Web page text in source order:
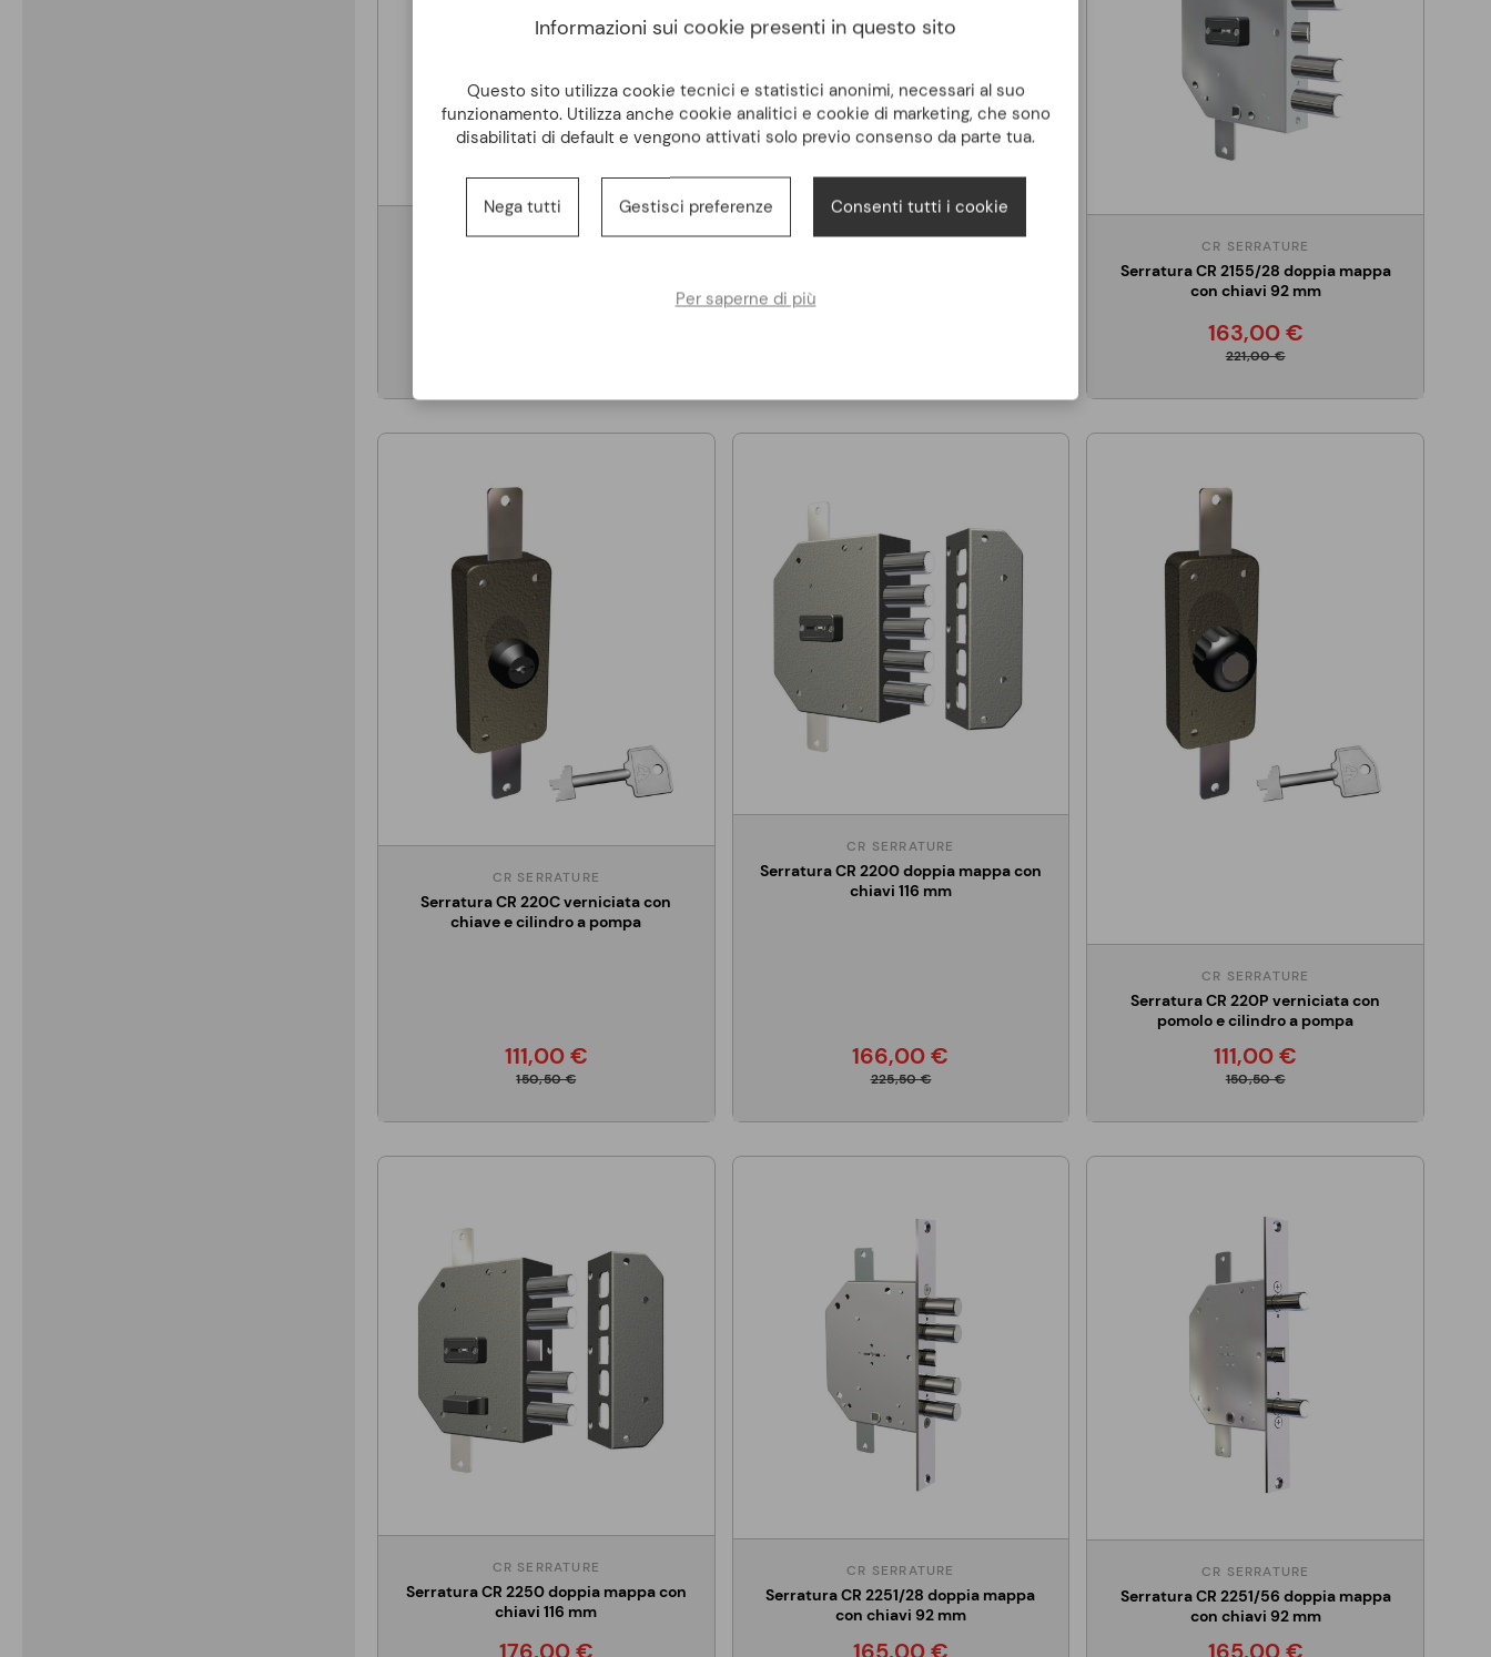
CR SERRATURE
destra con chiavi 92 mm
CR SERRATURE
Serratura CR 2155/28 doppia mappa
con chiavi 92 mm
163,00 €
221,00 €
CR SERRATURE
Serratura CR 220C verniciata con
chiave e cilindro a pompa
111,00 €
150,50 €
CR SERRATURE
Serratura CR 2200 doppia mappa con
chiavi 116 mm
166,00 €
225,50 €
CR SERRATURE
Serratura CR 220P verniciata con
pomolo e cilindro a pompa
111,00 €
150,50 €
CR SERRATURE
Serratura CR 2250 doppia mappa con
chiavi 116 mm
CR SERRATURE
Serratura CR 2251/28 doppia mappa
con chiavi 92 mm
CR SERRATURE
Serratura CR 2251/56 doppia mappa
con chiavi 92 mm
Informazioni sui cookie presenti in questo sito
Questo sito utilizza cookie tecnici e statistici anonimi, necessari al suo
funzionamento. Utilizza anche cookie analitici e cookie di marketing, che sono
disabilitati di default e vengono attivati solo previo consenso da parte tua.
Nega tutti Gestisci preferenze Consenti tutti i cookie
Per saperne di più